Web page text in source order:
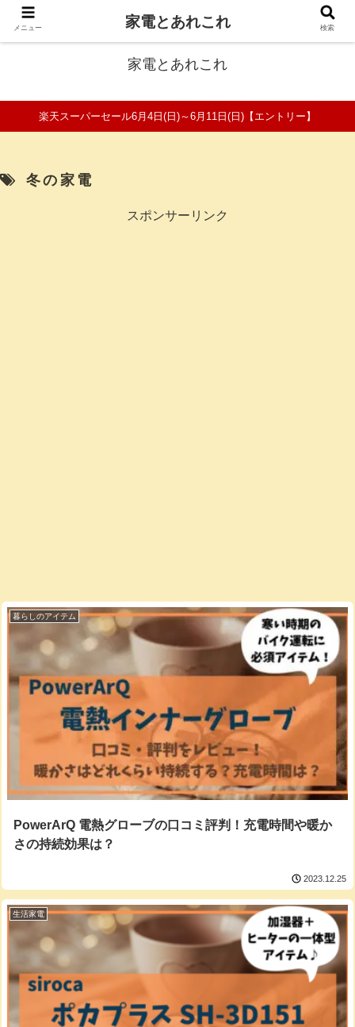
ファミリーの家電口コミ＆比較サイト
家電とあれこれ
楽天スーパーセール6月4日(日)～6月11日(日)【エントリー】
冬の家電
スポンサーリンク
暮らしのアイテム
PowerArQ 電熱グローブの口コミ評判！充電時間や暖か
さの持続効果は？
2023.12.25
生活家電
メニュー 家電とあれこれ 検索